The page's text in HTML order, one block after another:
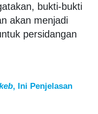
bukti-bukti
akan menjadi
persidangan
, Ini Penjelasan